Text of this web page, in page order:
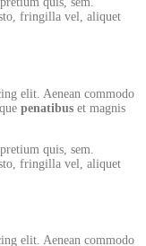
fringilla vel, aliquet
elit. Aenean commodo
penatibus et magnis
quis, sem.
fringilla vel, aliquet
elit. Aenean commodo